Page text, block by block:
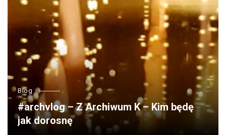
Blog
#archvlog – Z Archiwum K – Kim będę
jak dorosnę